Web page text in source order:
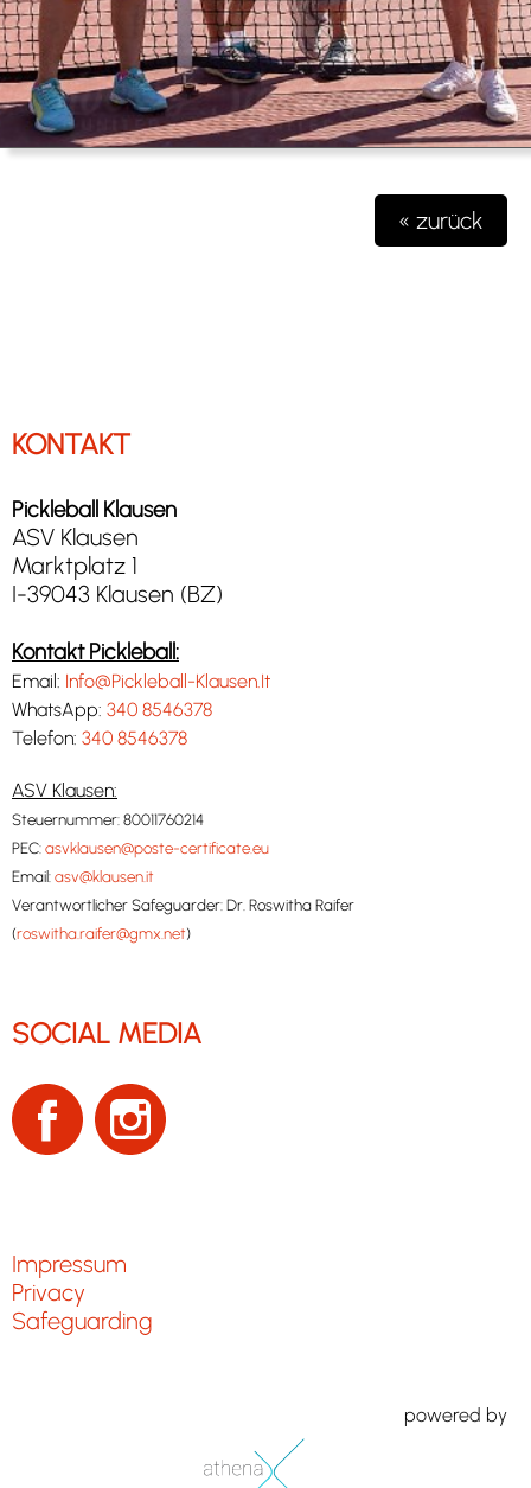
« zurück
KONTAKT
Pickleball Klausen
ASV Klausen
Marktplatz 1
I-39043 Klausen (BZ)
Kontakt Pickleball:
Email: Info@Pickleball-Klausen.It
WhatsApp: 340 8546378
Telefon: 340 8546378
ASV Klausen:
Steuernummer: 80011760214
PEC:asvklausen@poste-certificate.eu
Email:asv@klausen.it
Verantwortlicher Safeguarder: Dr. Roswitha Raifer
(roswitha.raifer@gmx.net)
SOCIAL MEDIA
Impressum
Privacy
Safeguarding
powered by